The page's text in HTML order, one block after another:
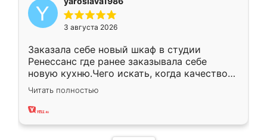
3 августа 2026
Заказала себе новый шкаф в студии
Ренессанс где ранее заказывала себе
новую кухню.Чего искать, когда качеством
вполне довольна. Служит кухня уже почти
два года, нареканий нет.
Читать полностью